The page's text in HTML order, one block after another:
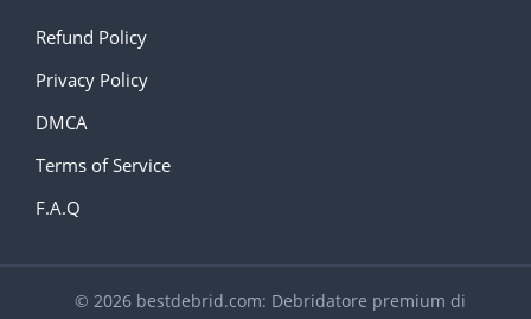
Refund Policy
Privacy Policy
DMCA
Terms of Service
F.A.Q
© 2026 bestdebrid.com: Debridatore premium di